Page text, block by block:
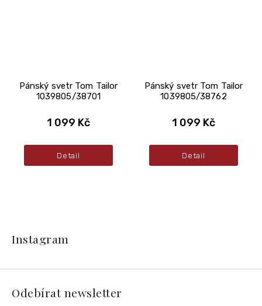
Pánský svetr Tom Tailor
1039805/38701
1 099 Kč
Detail
Pánský svetr Tom Tailor
1039805/38762
1 099 Kč
Detail
t
Instagram
Odebírat newsletter